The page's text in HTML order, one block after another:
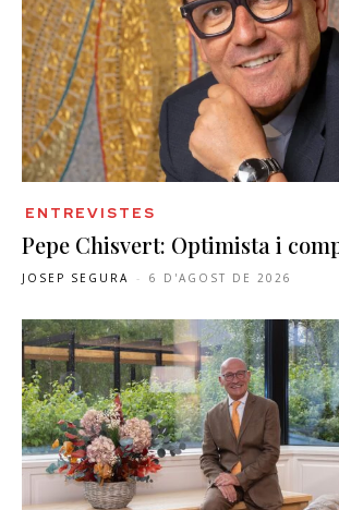
ENTREVISTES
Pepe Chisvert: Optimista i
JOSEP SEGURA - 6 D'AGOST DE 2026